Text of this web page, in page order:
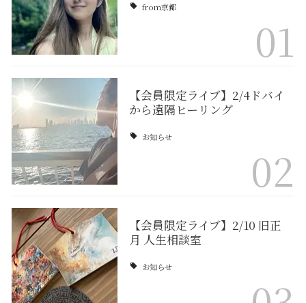
from京都
01
【会員限定ライブ】2/4ドバイ
から遠隔ヒーリング
お知らせ
02
【会員限定ライブ】2/10 旧正
月 人生相談室
お知らせ